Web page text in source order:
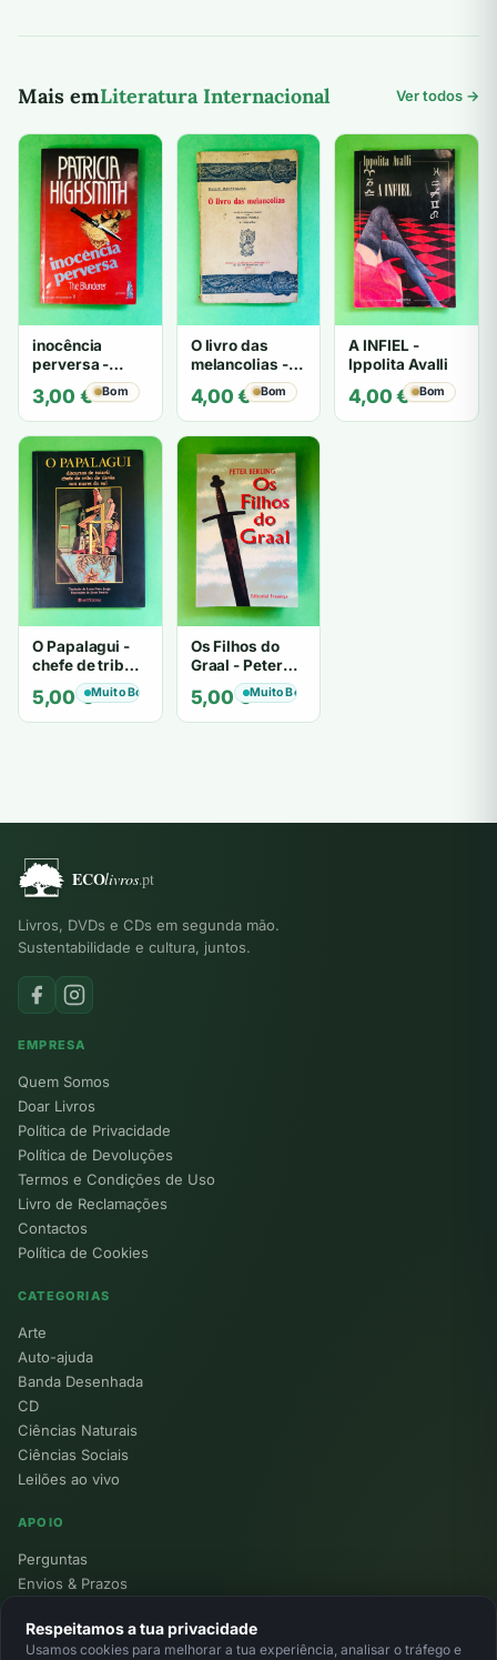
Mais emLiteratura Internacional Ver todos →
inocência
perversa -
PATRICIA
HIGHSMITH
3,00 € Bom
O livro das
melancolias -
Mantegazza
4,00€ Bom
A INFIEL -
Ippolita Avalli
4,00€ Bom
O Papalagui -
chefe de tribo
de tiavéa
5,00€Muito Bom
Os Filhos do
Graal - Peter
Berling
5,00€Muito Bom
Livros, DVDs e CDs em segunda mão.
Sustentabilidade e cultura, juntos.
EMPRESA
Quem Somos
Doar Livros
Política de Privacidade
Política de Devoluções
Termos e Condições de Uso
Livro de Reclamações
Contactos
Política de Cookies
CATEGORIAS
Arte
Auto-ajuda
Banda Desenhada
CD
Ciências Naturais
Ciências Sociais
Leilões ao vivo
APOIO
Perguntas
Envios & Prazos
Devoluções
Respeitamos a tua privacidade
Usamos cookies para melhorar a tua experiência, analisar o tráfego e